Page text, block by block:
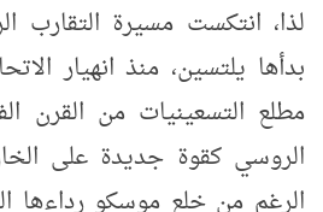
لذا، انتكست مسيرة التقارب
بدأها يلتسين، منذ انهيار
مطلع التسعينيات من القرن
الروسي كقوة جديدة على
الرغم من خلع موسكو رداءها